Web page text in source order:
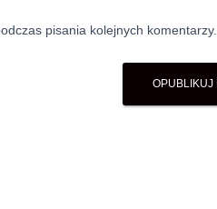
pisania kolejnych komentarzy.